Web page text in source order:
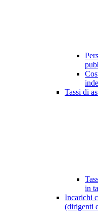
Tassi di
in
Incarichi
(dirigenti